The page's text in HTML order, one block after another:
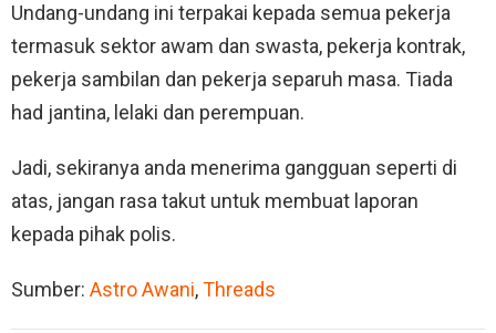
Undang-undang ini terpakai kepada semua pekerja
termasuk sektor awam dan swasta, pekerja kontrak,
pekerja sambilan dan pekerja separuh masa. Tiada
had jantina, lelaki dan perempuan.
Jadi, sekiranya anda menerima gangguan seperti di
atas, jangan rasa takut untuk membuat laporan
kepada pihak polis.
Sumber: Astro Awani,Threads